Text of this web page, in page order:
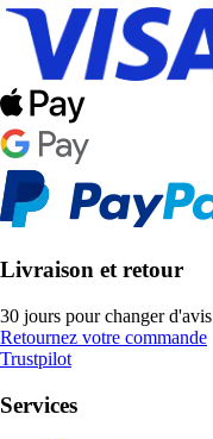
Livraison et retour
30 jours pour changer d'avis
Retournez votre commande
Trustpilot
Services